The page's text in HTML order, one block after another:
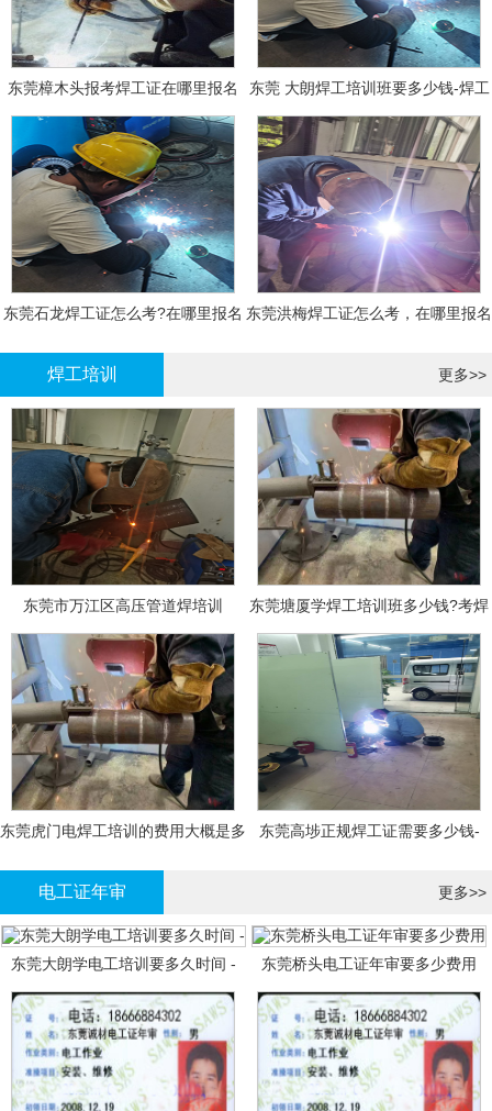
东莞樟木头报考焊工证在哪里报名
东莞 大朗焊工培训班要多少钱-焊工
报名
东莞石龙焊工证怎么考?在哪里报名 东莞洪梅焊工证怎么考，在哪里报名
焊工培训 更多>>
东莞市万江区高压管道焊培训
东莞塘厦学焊工培训班多少钱?考焊
工证大概多少钱?
东莞虎门电焊工培训的费用大概是多
东莞高埗正规焊工证需要多少钱-
电工证年审 更多>>
东莞大朗学电工培训要多久时间 - 东莞桥头电工证年审要多少费用